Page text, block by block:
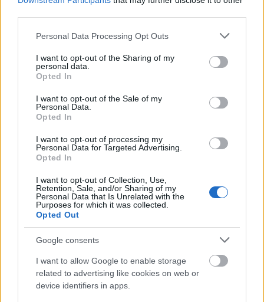
Please note that this website/app uses one or more Google
not limited to your visit or usage behaviour. You may click to
grant or deny consent to Google and its third-party tags to
use your data for below specified purposes in below Google
consent section.
Personal Data Processing Opt Outs
I want to opt-out of the Sharing of my
personal data.
Opted In
I want to opt-out of the Sale of my
Personal Data.
Opted In
I want to opt-out of processing my
Personal Data for Targeted Advertising.
Opted In
I want to opt-out of Collection, Use,
Retention, Sale, and/or Sharing of my
Personal Data that Is Unrelated with the
Purposes for which it was collected.
Opted Out
Google consents
I want to allow Google to enable storage
related to advertising like cookies on web or
device identifiers in apps.
Πυρκαγιά Πυροσβεστική
BEST OF